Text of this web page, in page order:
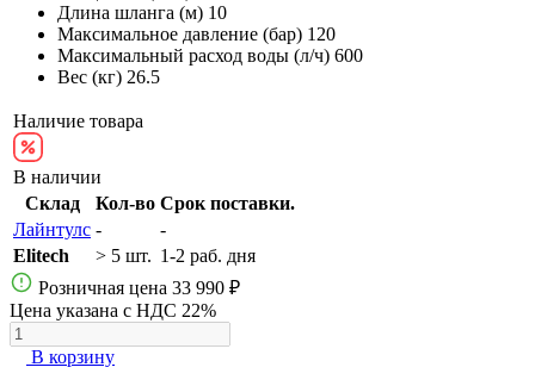
Длина шланга (м) 10
Максимальное давление (бар) 120
Максимальный расход воды (л/ч) 600
Вес (кг) 26.5
Наличие товара
В наличии
Склад
Кол-во Срок поставки.
Лайнтулс -
-
Elitech
> 5 шт. 1-2 раб. дня
Розничная цена 33 990 ₽
Цена указана с НДС 22%
В корзину